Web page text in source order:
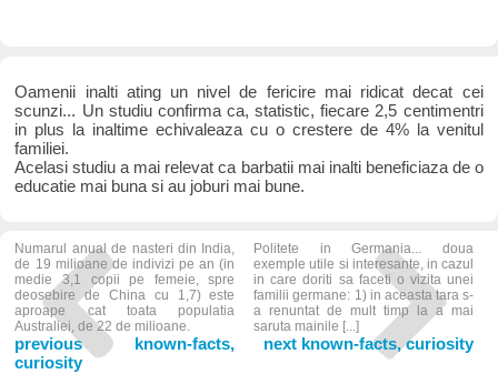
Oamenii inalti ating un nivel de fericire mai ridicat decat cei
scunzi... Un studiu confirma ca, statistic, fiecare 2,5 centimentri
in plus la inaltime echivaleaza cu o crestere de 4% la venitul
familiei.
Acelasi studiu a mai relevat ca barbatii mai inalti beneficiaza de o
educatie mai buna si au joburi mai bune.
Numarul anual de nasteri din India,
de 19 milioane de indivizi pe an (in
medie 3,1 copii pe femeie, spre
deosebire de China cu 1,7) este
aproape cat toata populatia
Australiei, de 22 de milioane.
previous known-facts,
curiosity
Politete in Germania... doua
exemple utile si interesante, in cazul
in care doriti sa faceti o vizita unei
familii germane: 1) in aceasta tara s-
a renuntat de mult timp la a mai
saruta mainile [...]
next known-facts, curiosity